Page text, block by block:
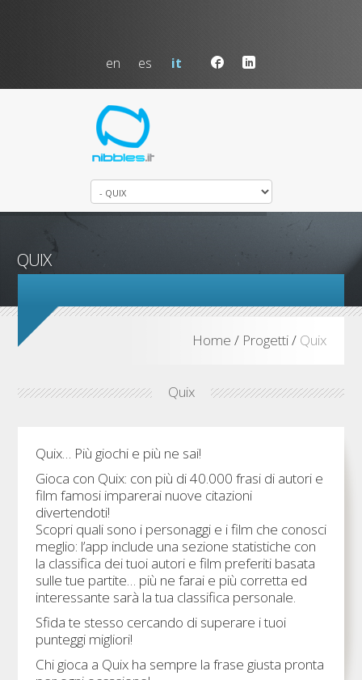
en es it
Home / Progetti/ Quix
Quix
Quix… Più giochi e più ne sai!
Gioca con Quix: con più di 40.000 frasi di autori e
film famosi imparerai nuove citazioni
divertendoti!
Scopri quali sono i personaggi e i film che conosci
meglio: l’app include una sezione statistiche con
la classifica dei tuoi autori e film preferiti basata
sulle tue partite… più ne farai e più corretta ed
interessante sarà la tua classifica personale.
Sfida te stesso cercando di superare i tuoi
punteggi migliori!
Chi gioca a Quix ha sempre la frase giusta pronta